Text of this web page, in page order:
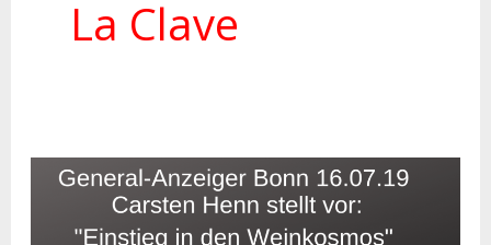
La Clave
General-